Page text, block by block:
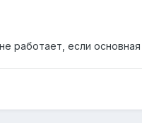
работает, если